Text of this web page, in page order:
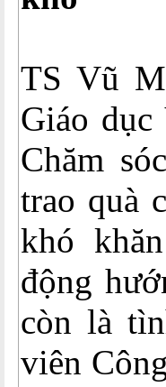
TS Vũ
Giáo
Chăm
trao quà
khó
động
còn là
viên